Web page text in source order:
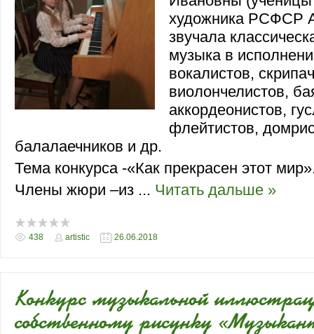
художника РСФСР
звучала
музыка в
вокалистов,
виолончелистов,
аккордеонистов,
флейтистов,
балалаечников и др.
Тема конкурса -«Как прекрасен этот
Члены жюри –из ... Читать дальше »
438 artistic 26.06.2018
Конкурс музыкальной
собственному рисунку